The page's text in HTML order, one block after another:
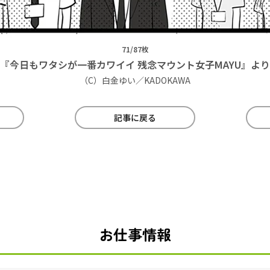
71/87枚
『今日もワタシが一番カワイイ 残念マウント女子MAYU』より
（C）白金ゆい／KADOKAWA
記事に戻る
お仕事情報